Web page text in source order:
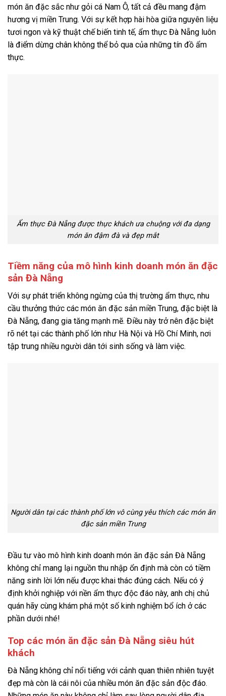
món ăn đặc sắc như gỏi cá Nam Ô, tất cả đều mang đậm
hương vị miền Trung. Với sự kết hợp hài hòa giữa nguyên liệu
tươi ngon và kỹ thuật chế biến tinh tế, ẩm thực Đà Nẵng luôn
là điểm dừng chân không thể bỏ qua của những tín đồ ẩm
thực.
Ẩm thực Đà Nẵng được thực khách ưa chuộng với đa dạng
món ăn đậm đà và đẹp mắt
Tiềm năng của mô hình kinh doanh món ăn đặc
sản Đà Nẵng
Với sự phát triển không ngừng của thị trường ẩm thực, nhu
cầu thưởng thức các món ăn đặc sản miền Trung, đặc biệt là
Đà Nẵng, đang gia tăng mạnh mẽ. Điều này trở nên đặc biệt
rõ nét tại các thành phố lớn như Hà Nội và Hồ Chí Minh, nơi
tập trung nhiều người dân tới sinh sống và làm việc.
Người dân tại các thành phố lớn vô cùng yêu thích các món ăn
đặc sản miền Trung
Đầu tư vào mô hình kinh doanh món ăn đặc sản Đà Nẵng
không chỉ mang lại nguồn thu nhập ổn định mà còn có tiềm
năng sinh lời lớn nếu được khai thác đúng cách. Nếu có ý
định khởi nghiệp với nền ẩm thực độc đáo này, anh chị chủ
quán hãy cùng khám phá một số kinh nghiệm bổ ích ở các
phần dưới nhé!
Top các món ăn đặc sản Đà Nẵng siêu hút
khách
Đà Nẵng không chỉ nổi tiếng với cảnh quan thiên nhiên tuyệt
đẹp mà còn là cái nôi của nhiều món ăn đặc sản độc đáo.